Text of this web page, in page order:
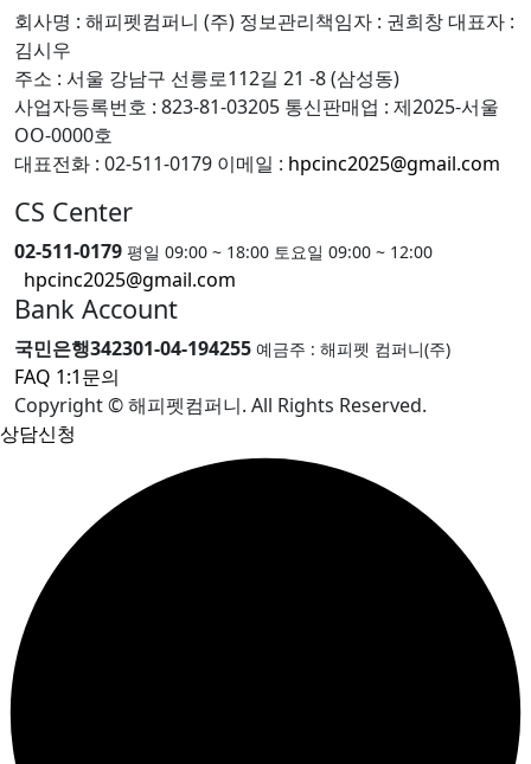
회사명 : 해피펫컴퍼니 (주) 정보관리책임자 : 권희창대표자 :
김시우
주소 : 서울 강남구 선릉로112길 21 -8 (삼성동)
사업자등록번호 : 823-81-03205 통신판매업 : 제2025-서울
OO-0000호
대표전화 : 02-511-0179 이메일 : hpcinc2025@gmail.com
CS Center
02-511-0179 평일 09:00 ~ 18:00 토요일 09:00 ~ 12:00
hpcinc2025@gmail.com
Bank Account
국민은행342301-04-194255 예금주 : 해피펫 컴퍼니(주)
FAQ 1:1문의
Copyright © 해피펫컴퍼니. All Rights Reserved.
상담신청